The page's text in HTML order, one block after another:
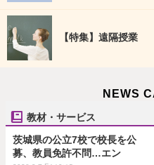
【特集】遠隔授業
NEWS
教材・サービス
茨城県の公立7校で校長を公
募、教員免許不問…エン